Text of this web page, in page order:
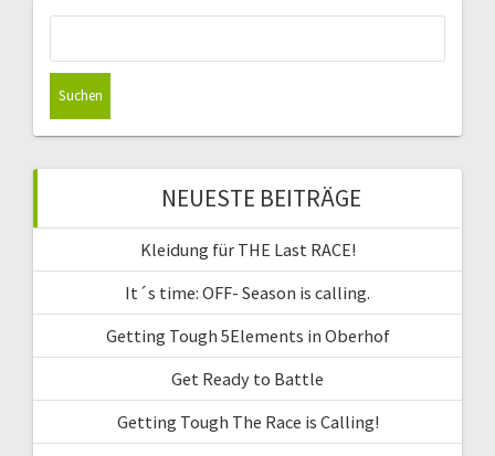
NEUESTE BEITRÄGE
Kleidung für THE Last RACE!
It´s time: OFF- Season is calling.
Getting Tough 5Elements in Oberhof
Get Ready to Battle
Getting Tough The Race is Calling!